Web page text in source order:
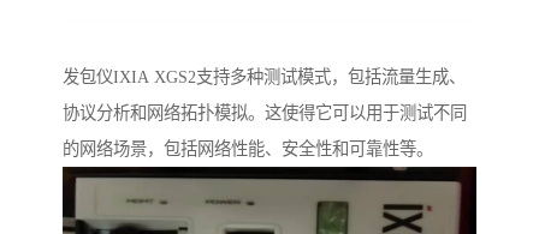
发包仪IXIA XGS2支持多种测试模式，包括流量生成、
协议分析和网络拓扑模拟。这使得它可以用于测试不同
的网络场景，包括网络性能、安全性和可靠性等。